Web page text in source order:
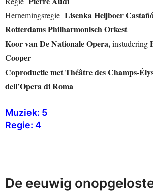
Hernemingsregie Lisenka Heijboer
Rotterdams Philharmonisch Orkest
Koor van De Nationale Opera,instudering
Cooper
Coproductie met Théâtre des Champs-
dell’Opera di Roma
Muziek: 5
Regie: 4
De eeuwig